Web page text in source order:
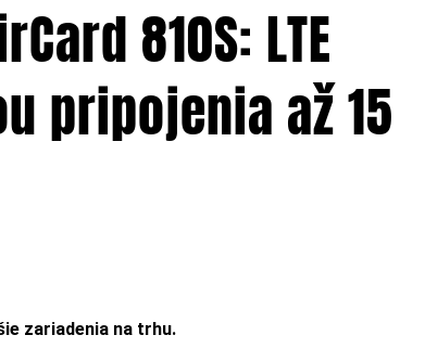
810S: LTE
pripojenia až 15
zariadenia na trhu.